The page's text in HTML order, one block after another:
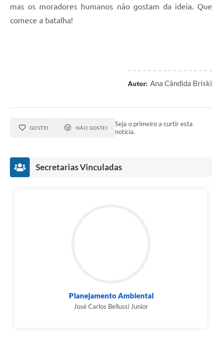
mas os moradores humanos não gostam da ideia. Que
comece a batalha!
Autor: Ana Cândida Briski
GOSTEI NÃO GOSTEI
Seja o primeiro a curtir esta
notícia.
Secretarias Vinculadas
Planejamento Ambiental
José Carlos Bellussi Junior